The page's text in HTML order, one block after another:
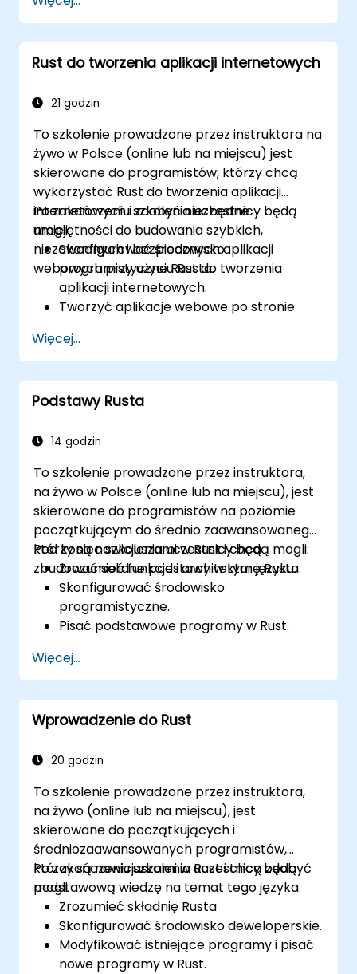
pomocą Rusta.
Pisać wydajny i niezawodny kod dla
systemów wbudowanych o
ograniczonych zasobach.
wymaganiami czasu rzeczywistego w
Interfejsować się z sprzętem i używać
niskopoziomowych abstrakcji w Rust.
Stosować techniki zarządzania energią i
optymalizacji niskiego poboru mocy w
systemach wbudowanych.
Rust do tworzenia aplikacji internetowych
21 godzin
To szkolenie prowadzone przez instruktora na
żywo w Polsce (online lub na miejscu) jest
skierowane do programistów, którzy chcą
wykorzystać Rust do tworzenia aplikacji
internetowych i zdobyć niezbędne
umiejętności do budowania szybkich,
niezawodnych i bezpiecznych aplikacji
webowych przy użyciu Rusta.
Po zakończeniu szkolenia uczestnicy będą
mogli:
Skonfigurować środowisko
programistyczne Rust do tworzenia
aplikacji internetowych.
Tworzyć aplikacje webowe po stronie
Implementować RESTful API i obsługiwać
żądania oraz odpowiedzi HTTP.
Pracować z bazami danych i zarządzać
trwałością danych w Rust.
współdziałać z nimi przy użyciu Rusta.
bezpieczeństwo w aplikacjach
internetowych Rust.
Więcej...
Podstawy Rusta
14 godzin
To szkolenie prowadzone przez instruktora,
na żywo w Polsce (online lub na miejscu), jest
skierowane do programistów na poziomie
początkującym do średnio zaawansowanego,
którzy są nowicjuszami w Rust i chcą
zbudować solidne podstawy w tym języku.
Pod koniec szkolenia uczestnicy będą mogli:
Zrozumieć funkcje i architekturę Rusta.
Skonfigurować środowisko
programistyczne.
Pisać podstawowe programy w Rust.
kodu.
Rozwiązywać typowe problemy.
Więcej...
Wprowadzenie do Rust
20 godzin
To szkolenie prowadzone przez instruktora,
na żywo (online lub na miejscu), jest
skierowane do początkujących i
średniozaawansowanych programistów,
którzy są nowicjuszami w Rust i chcą zdobyć
podstawową wiedzę na temat tego języka.
Po zakończeniu szkolenia uczestnicy będą
mogli:
Zrozumieć składnię Rusta
Skonfigurować środowisko deweloperskie.
Modyfikować istniejące programy i pisać
nowe programy w Rust.